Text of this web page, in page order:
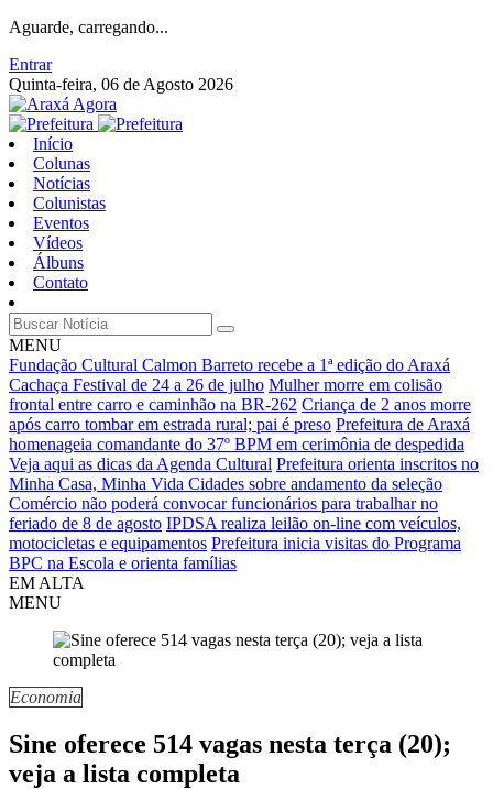
Aguarde, carregando...
Entrar
Quinta-feira, 06 de Agosto 2026
Início
Colunas
Notícias
Colunistas
Eventos
Vídeos
Álbuns
Contato
MENU
Fundação Cultural Calmon Barreto recebe a 1ª edição do Araxá
Cachaça Festival de 24 a 26 de julho Mulher morre em colisão
frontal entre carro e caminhão na BR-262 Criança de 2 anos morre
após carro tombar em estrada rural; pai é preso Prefeitura de Araxá
homenageia comandante do 37º BPM em cerimônia de despedida
Veja aqui as dicas da Agenda Cultural Prefeitura orienta inscritos no
Minha Casa, Minha Vida Cidades sobre andamento da seleção
Comércio não poderá convocar funcionários para trabalhar no
feriado de 8 de agosto IPDSA realiza leilão on-line com veículos,
motocicletas e equipamentos Prefeitura inicia visitas do Programa
BPC na Escola e orienta famílias
EM ALTA
MENU
Economia
Sine oferece 514 vagas nesta terça (20);
veja a lista completa